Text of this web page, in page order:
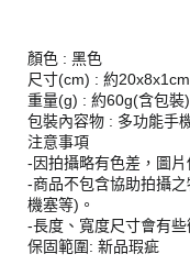
顏色 : 黑色
尺寸(cm) : 約
重量(g) : 約60g(含包裝)
包裝內容物 : 多功能手
注意事項
-因拍攝略有色差，圖
-商品不包含協助拍攝
機塞等)。
-長度、寬度尺寸會有些
保固範圍: 新品瑕疵